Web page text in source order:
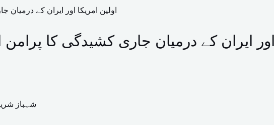
اور ایران کے درمیان جاری کشیدگی کا